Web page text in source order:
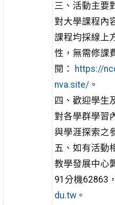
三、活動主要
對大學課程內
課程均採線上
性，無需修課
閱：
https://
nva.site/。
四、歡迎學生
對各學群學習
與學涯探索之
五、如有活動
教學發展中心
91分機62863
du.tw。